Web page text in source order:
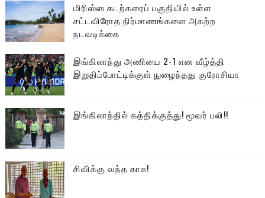
மிரிஸ்ஸ கடற்கரைப் பகுதியில் உள்ள
சட்டவிரோத நிர்மாணங்களை அகற்ற
நடவடிக்கை
இங்கிலாந்து அணியை 2-1 என வீழ்த்தி
இறுதிப்போட்டிக்குள் நுழைந்தது குரோசியா
இங்கிலாந்தில் கத்திக்குத்து! மூவர் பலி!!
சிவிக்கு வந்த காசு!